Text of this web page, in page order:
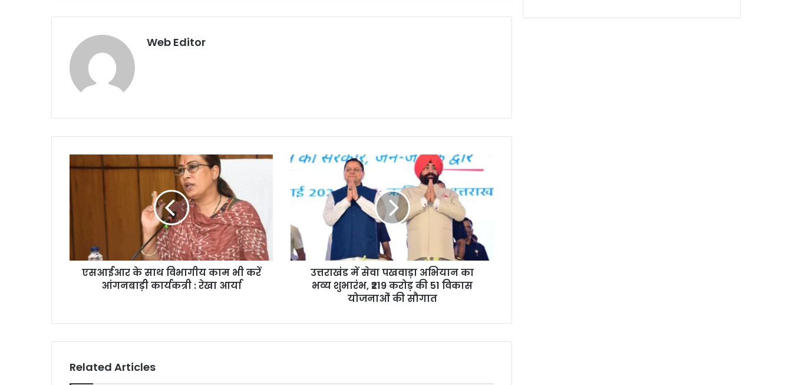
Web Editor
एसआईआर के साथ विभागीय काम भी करें
आंगनबाड़ी कार्यकत्री : रेखा आर्या
उत्तराखंड में सेवा पखवाड़ा अभियान का
भव्य शुभारंभ, ₹219 करोड़ की 51 विकास
योजनाओं की सौगात
Related Articles